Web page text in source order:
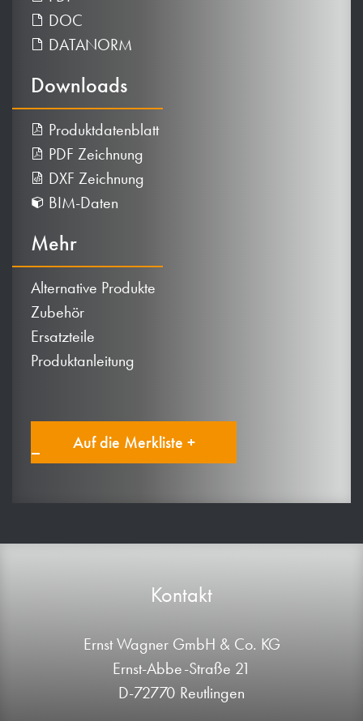
DOC
DATANORM
Downloads
Produktdatenblatt
PDF Zeichnung
DXF Zeichnung
BIM-Daten
Mehr
Alternative Produkte
Zubehör
Ersatzteile
Produktanleitung
Auf die Merkliste +
Kontakt
Ernst Wagner GmbH & Co. KG
Ernst-Abbe-Straße 21
D-72770 Reutlingen